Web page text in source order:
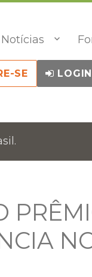
Notícias
SE LOGIN